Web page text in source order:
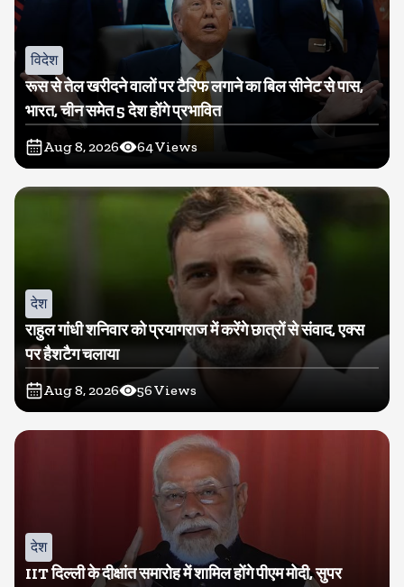
विदेश
रूस से तेल खरीदने वालों पर टैरिफ लगाने का बिल सीनेट से पास,
भारत, चीन समेत 5 देश होंगे प्रभावित
Aug 8, 2026 64Views
देश
राहुल गांधी शनिवार को प्रयागराज में करेंगे छात्रों से संवाद, एक्स
पर हैशटैग चलाया
Aug 8, 2026 56Views
देश
IIT दिल्ली के दीक्षांत समारोह में शामिल होंगे पीएम मोदी, सुपर